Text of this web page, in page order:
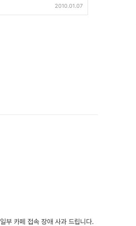
2010.01.07
일부 카페 접속 장애 사과 드립니다.